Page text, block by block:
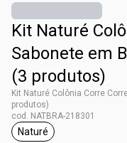
Kit Naturé
Sabonete em
(3 produtos)
Kit Naturé Colônia Corre
produtos)
cod. NATBRA-218301
etiqueta Naturé
Naturé